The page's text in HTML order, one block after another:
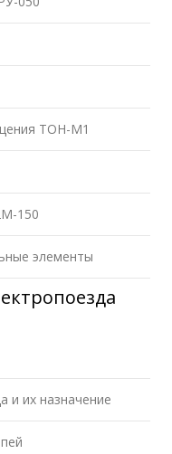
ТОН-М1
150
элементы
и их назначение